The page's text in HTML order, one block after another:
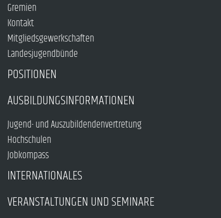
Gremien
Kontakt
Mitgliedsgewerkschaften
Landesjugendbünde
POSITIONEN
AUSBILDUNGSINFORMATIONEN
Jugend- und Auszubildendenvertretung
Hochschulen
Jobkompass
INTERNATIONALES
VERANSTALTUNGEN UND SEMINARE